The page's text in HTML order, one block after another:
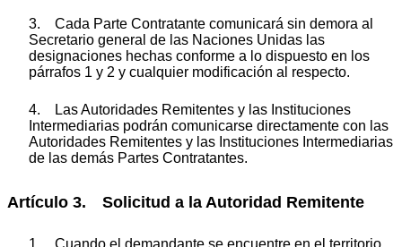
3. Cada Parte Contratante comunicará sin demora al
Secretario general de las Naciones Unidas las
designaciones hechas conforme a lo dispuesto en los
párrafos 1 y 2 y cualquier modificación al respecto.
4. Las Autoridades Remitentes y las Instituciones
Intermediarias podrán comunicarse directamente con las
Autoridades Remitentes y las Instituciones Intermediarias
de las demás Partes Contratantes.
Artículo 3. Solicitud a la Autoridad Remitente